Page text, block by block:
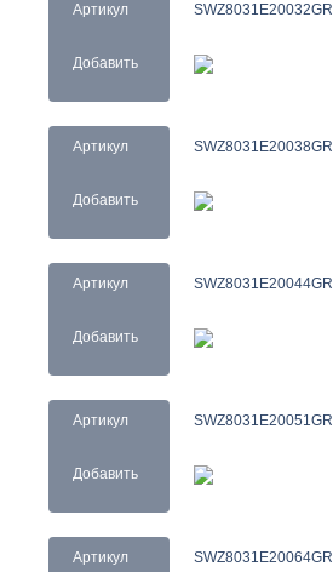
Артикул
Добавить
SWZ8031E20032GR
Артикул
Добавить
SWZ8031E20038GR
Артикул
Добавить
SWZ8031E20044GR
Артикул
Добавить
SWZ8031E20051GR
Артикул SWZ8031E20064GR